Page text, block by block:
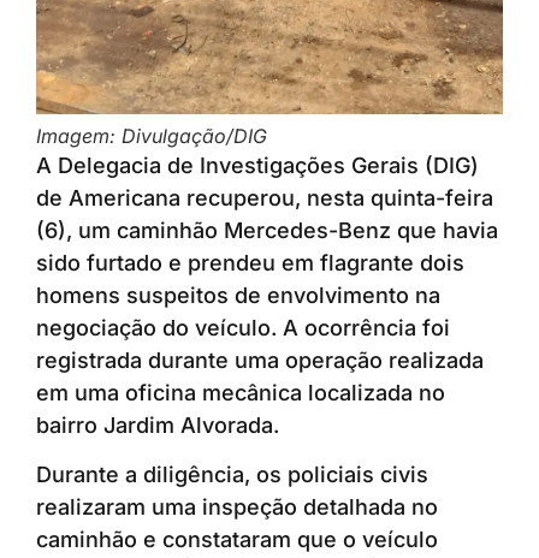
Imagem: Divulgação/DIG
A Delegacia de Investigações Gerais (DIG)
de Americana recuperou, nesta quinta-feira
(6), um caminhão Mercedes-Benz que havia
sido furtado e prendeu em flagrante dois
homens suspeitos de envolvimento na
negociação do veículo. A ocorrência foi
registrada durante uma operação realizada
em uma oficina mecânica localizada no
bairro Jardim Alvorada.
Durante a diligência, os policiais civis
realizaram uma inspeção detalhada no
caminhão e constataram que o veículo